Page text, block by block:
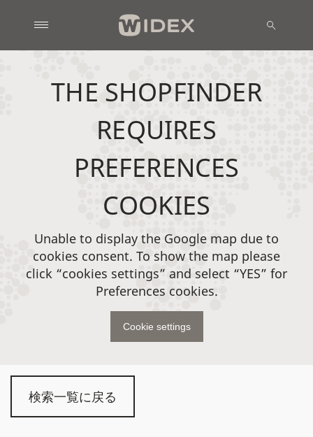
検索一覧に戻る
THE SHOPFINDER
REQUIRES
PREFERENCES
COOKIES
Unable to display the Google map due to
cookies consent. To show the map please
click “cookies settings” and select “YES” for
Preferences cookies.
Cookie settings